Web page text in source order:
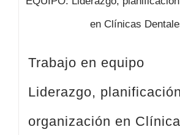
Trabajo en equipo
Liderazgo,
organización en